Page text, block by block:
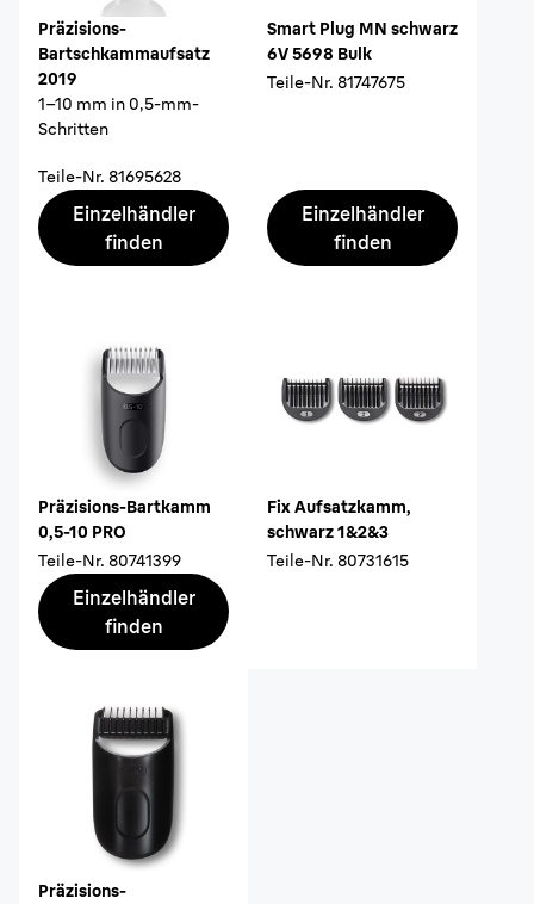
Präzisions-
Bartschkammaufsatz
2019
1–10 mm in 0,5-mm-
Schritten
Teile-Nr. 81695628
Einzelhändler
finden
Smart Plug MN schwarz
6V 5698 Bulk
Teile-Nr. 81747675
Einzelhändler
finden
Präzisions-Bartkamm
0,5-10 PRO
Teile-Nr. 80741399
Einzelhändler
finden
Fix Aufsatzkamm,
schwarz 1&2&3
Teile-Nr. 80731615
Präzisions-